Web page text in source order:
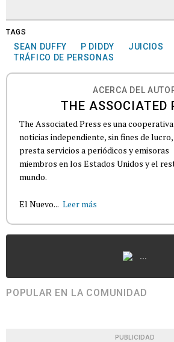
TAGS
SEAN DUFFY P DIDDY
JUICIOS
TRÁFICO DE PERSONAS
ACERCA DEL
THE ASSOCIATED
The Associated Press es una
noticias independiente, sin fines de lucro,
presta servicios a periódicos y emisoras
miembros en los Estados Unidos y el
mundo.
El Nuevo... Leer más
...
POPULAR EN LA COMUNIDAD
PUBLICIDAD